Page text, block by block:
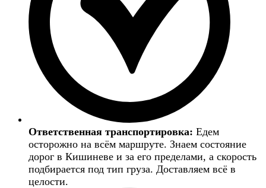
Ответственная транспортировка: Едем
осторожно на всём маршруте. Знаем состояние
дорог в Кишиневе и за его пределами, а скорость
подбирается под тип груза. Доставляем всё в
целости.